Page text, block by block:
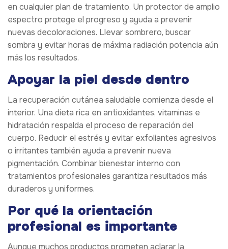
en cualquier plan de tratamiento. Un protector de amplio
espectro protege el progreso y ayuda a prevenir
nuevas decoloraciones. Llevar sombrero, buscar
sombra y evitar horas de máxima radiación potencia aún
más los resultados.
Apoyar la piel desde dentro
La recuperación cutánea saludable comienza desde el
interior. Una dieta rica en antioxidantes, vitaminas e
hidratación respalda el proceso de reparación del
cuerpo. Reducir el estrés y evitar exfoliantes agresivos
o irritantes también ayuda a prevenir nueva
pigmentación. Combinar bienestar interno con
tratamientos profesionales garantiza resultados más
duraderos y uniformes.
Por qué la orientación
profesional es importante